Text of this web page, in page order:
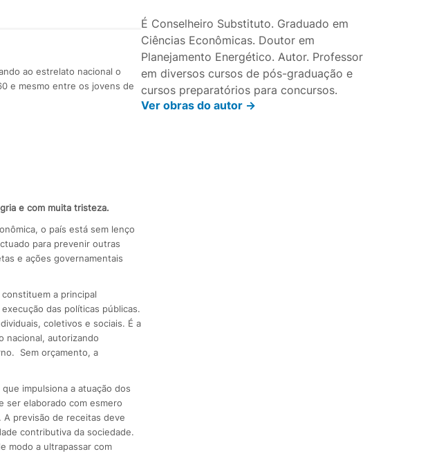
ao estrelato nacional o
e mesmo entre os jovens de
e com muita tristeza.
o país está sem lenço
para prevenir outras
e ações governamentais
a principal
das políticas públicas.
coletivos e sociais. É a
nacional, autorizando
Sem orçamento, a
impulsiona a atuação dos
ser elaborado com esmero
previsão de receitas deve
contributiva da sociedade.
modo a ultrapassar com
É Conselheiro Substituto. Graduado em
Ciências Econômicas. Doutor em
Planejamento Energético. Autor. Professor
em diversos cursos de pós-graduação e
cursos preparatórios para concursos.
Ver obras do autor ->